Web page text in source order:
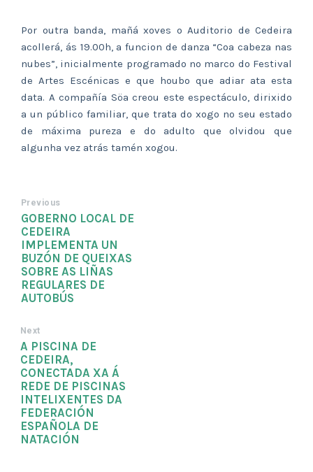
Por outra banda, mañá xoves o Auditorio de Cedeira
acollerá, ás 19.00h, a funcion de danza “Coa cabeza nas
nubes”, inicialmente programado no marco do Festival
de Artes Escénicas e que houbo que adiar ata esta
data. A compañía Söa creou este espectáculo, dirixido
a un público familiar, que trata do xogo no seu estado
de máxima pureza e do adulto que olvidou que
algunha vez atrás tamén xogou.
Previous
GOBERNO LOCAL DE
CEDEIRA
IMPLEMENTA UN
BUZÓN DE QUEIXAS
SOBRE AS LIÑAS
REGULARES DE
AUTOBÚS
Next
A PISCINA DE
CEDEIRA,
CONECTADA XA Á
REDE DE PISCINAS
INTELIXENTES DA
FEDERACIÓN
ESPAÑOLA DE
NATACIÓN